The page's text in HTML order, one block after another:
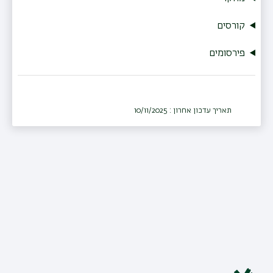
קורסים
פירסומים
תאריך עדכון אחרון : 10/11/2025